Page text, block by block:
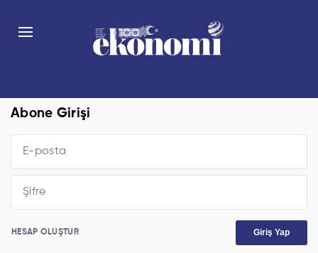
Abone Girişi
HESAP OLUŞTUR Giriş Yap